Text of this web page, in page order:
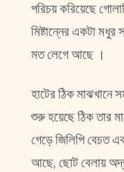
পরিচয় করিয়েছে
মিষ্টান্নের একটা
মত লেগে আছে ।
হাটের ঠিক মাঝখানে
শুরু হয়েছে ঠিক তার
গেড়ে জিলিপি বেচত
আছে, ছোট বেলায়